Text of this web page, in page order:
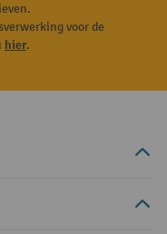
voor de
hier.